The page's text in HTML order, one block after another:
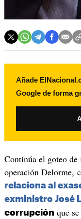
Añade
Google de forma
Continúa el goteo
operación Delorme,
relaciona al
exministro José
corrupción que